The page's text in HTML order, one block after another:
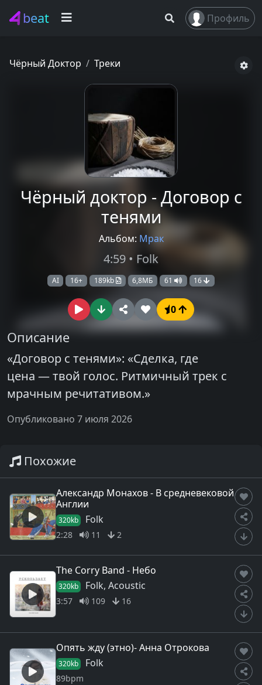
beat Профиль
Чёрный Доктор Треки
Чёрный доктор - Договор с
тенями
Альбом: Мрак
4:59 • Folk
AI 16+ 189kb 6,8МБ 61 16
0
Описание
«Договор с тенями»: «Сделка, где
цена — твой голос. Ритмичный трек с
мрачным речитативом.»
Опубликовано 7 июля 2026
Похожие
Александр Монахов - В средневековой
Англии
320kb Folk
2:28 11 2
The Corry Band - Небо
320kb Folk, Acoustic
3:57 109 16
Опять жду (этно)- Анна Отрокова
320kb Folk
89bpm